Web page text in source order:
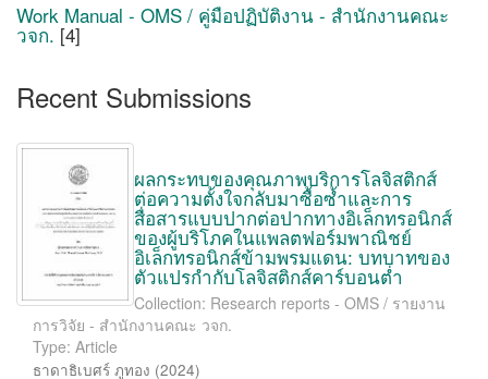
Work Manual - OMS / คู่มือปฏิบัติงาน - สำนักงานคณะ
วจก. [4]
Recent Submissions
ผลกระทบของคุณภาพบริการโลจิสติกส์
ต่อความตั้งใจกลับมาซื้อซ้ำและการ
สื่อสารแบบปากต่อปากทางอิเล็กทรอนิกส์
ของผู้บริโภคในแพลตฟอร์มพาณิชย์
อิเล็กทรอนิกส์ข้ามพรมแดน: บทบาทของ
ตัวแปรกำกับโลจิสติกส์คาร์บอนต่ำ
Collection: Research reports - OMS / รายงาน
การวิจัย - สำนักงานคณะ วจก.
Type: Article
ธาดาธิเบศร์ ภูทอง (2024)